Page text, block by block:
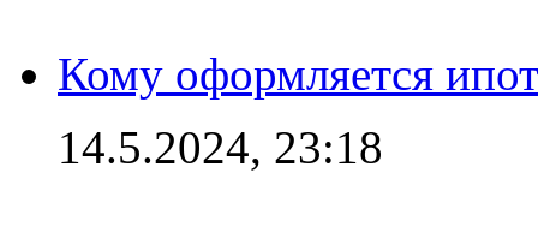
Кому оформляется
14.5.2024, 23:18